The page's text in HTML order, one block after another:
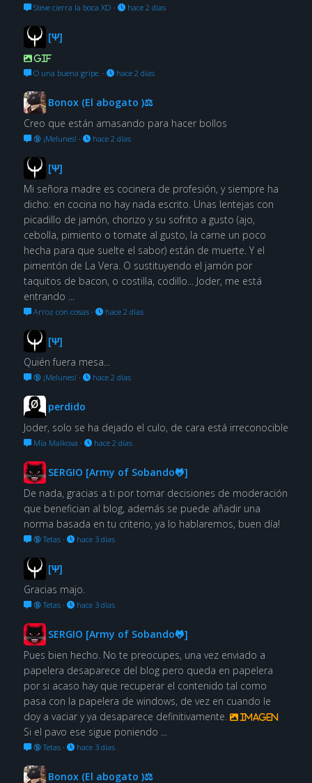
Steve cierra la boca XD · hace 2 días
[Ψ]
GIF
O una buena gripe. · hace 2 días
Bonox (El abogato )⚖
Creo que están amasando para hacer bollos
🔞 ¡Melunes! · hace 2 días
[Ψ]
Mi señora madre es cocinera de profesión, y siempre ha
dicho: en cocina no hay nada escrito. Unas lentejas con
picadillo de jamón, chorizo y su sofrito a gusto (ajo,
cebolla, pimiento o tomate al gusto, la carne un poco
hecha para que suelte el sabor) están de muerte. Y el
pimentón de La Vera. O sustituyendo el jamón por
taquitos de bacon, o costilla, codillo... Joder, me está
entrando ...
Arroz con cosas· hace 2 días
[Ψ]
Quién fuera mesa...
🔞 ¡Melunes! · hace 2 días
perdido
Joder, solo se ha dejado el culo, de cara está irreconocible
Mia Malkova · hace 2 días
SERGIO [Army of Sobando🐸]
De nada, gracias a ti por tomar decisiones de moderación
que benefician al blog, además se puede añadir una
norma basada en tu criterio, ya lo hablaremos, buen día!
🔞 Tetas· hace 3 días
[Ψ]
Gracias majo.
🔞 Tetas· hace 3 días
SERGIO [Army of Sobando🐸]
Pues bien hecho. No te preocupes, una vez enviado a
papelera desaparece del blog pero queda en papelera
por si acaso hay que recuperar el contenido tal como
pasa con la papelera de windows, de vez en cuando le
doy a vaciar y ya desaparece definitivamente.
Imagen
Si el pavo ese sigue poniendo ...
🔞 Tetas· hace 3 días
Bonox (El abogato )⚖